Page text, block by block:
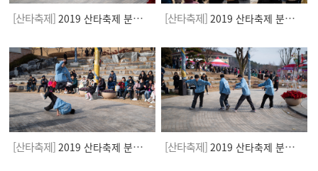
[산타축제] 2019 산타축제 분수광장 [산타축제] 2019 산타축제 분수광장
[산타축제] 2019 산타축제 분수광장 [산타축제] 2019 산타축제 분수광장